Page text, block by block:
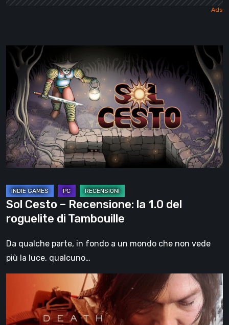
Cesto
Recensione:
la
1.0
del
roguelite
di
Sol Cesto – Recensione: la 1.0 del
roguelite di Tambouille
Da qualche parte, in fondo a un mondo che non vede
più la luce, qualcuno…
Stranding
On